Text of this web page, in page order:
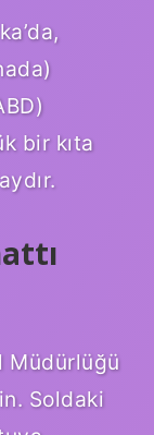
bir kıta
Müdürlüğü
Soldaki